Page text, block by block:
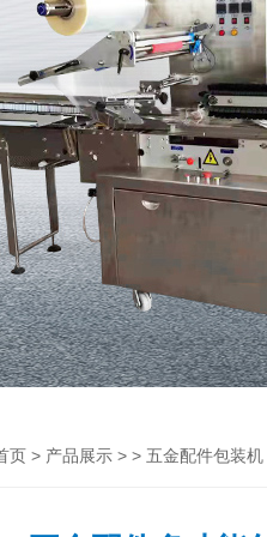
页 > 产品展示 > > 五金配件包装机